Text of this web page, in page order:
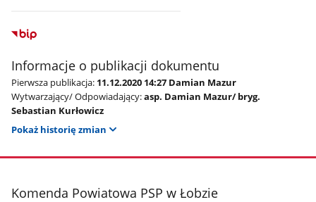
Informacje o publikacji dokumentu
Pierwsza publikacja: 11.12.2020 14:27 Damian Mazur
Wytwarzający/ Odpowiadający:asp. Damian Mazur/ bryg.
Sebastian Kurłowicz
Pokaż historię zmian
stopka
Komenda Powiatowa PSP w Łobzie